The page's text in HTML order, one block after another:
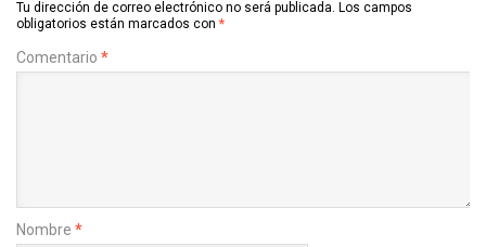
Tu dirección de correo electrónico no será publicada. Los campos
obligatorios están marcados con *
Comentario *
Nombre *